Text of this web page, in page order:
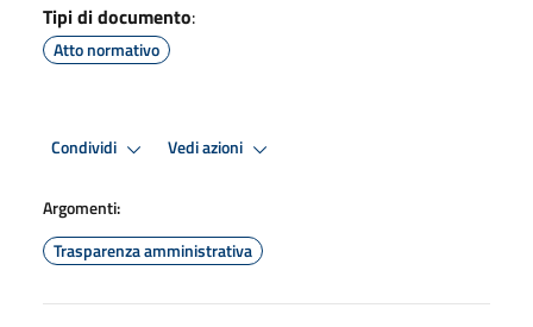
Tipi di documento:
Atto normativo
Condividi Vedi azioni
Argomenti:
Trasparenza amministrativa